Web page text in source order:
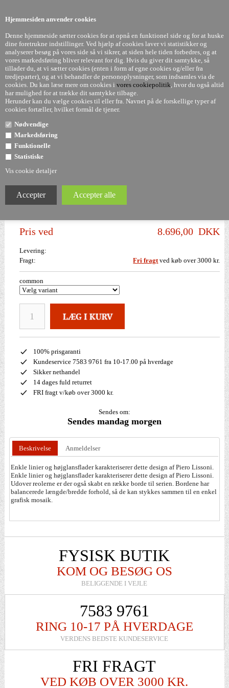
Hjemmesiden anvender cookies
Denne hjemmeside sætter cookies for at opnå en funktionel side og for at huske
dine foretrukne indstillinger. Ved hjælp af cookies laver vi statistikker og
analyserer besøg på vores side så vi sikrer, at siden hele tiden forbedres, og at
vores markedsføring bliver relevant for dig. Hvis du giver dit samtykke, så
tillader du, at vi sætter cookies (enten i form af egne cookies og/eller fra
tredjeparter), og at vi behandler de personoplysninger, som indsamles via de
cookies. Du kan læse mere om cookies i vores cookiepolitik, hvor du også altid
har mulighed for at trække dit samtykke tilbage.
Herunder kan du vælge cookies til eller fra. Navnet på de forskellige typer af
cookies fortæller, hvilket formål de tjener.
Nødvendige
Markedsføring
Funktionelle
Statistiske
Vis cookie detaljer
Trays reol med hjul fa Kartell - Piero Lissoni
Pris ved 8.696,00 DKK
Levering:
Fragt:
Fri fragtved køb over 3000 kr.
common
100% prisgaranti
Kundeservice 7583 9761 fra 10-17.00 på hverdage
Sikker nethandel
14 dages fuld returret
FRI fragt v/køb over 3000 kr.
Sendes om:
Sendes mandag morgen
Beskrivelse Anmeldelser
Enkle linier og højglansflader karakteriserer dette design af Piero Lissoni.
Enkle linier og højglansflader karakteriserer dette design af Piero Lissoni.
Udover reolerne er der også skabt en række borde til serien. Bordene har
balancerede længde/bredde forhold, så de kan stykkes sammen til en enkel
grafisk mosaik.
FYSISK BUTIK
KOM OG BESØG OS
BELIGGENDE I VEJLE
7583 9761
RING 10-17 PÅ HVERDAGE
VERDENS BEDSTE KUNDESERVICE
FRI FRAGT
VED KØB OVER 3000 KR.